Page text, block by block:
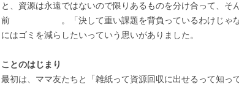
と、資源は永遠ではないので限りあるものを分け合って、そ
前 。「決して重い課題を背負っているわけじゃない
にはゴミを減らしたいっていう思いがありました。
ことのはじまり
最初は、ママ友たちと「雑紙って資源回収に出せるって知っ